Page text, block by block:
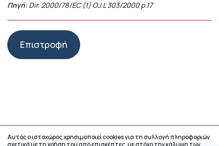
Πηγή: Dir. 2000/78/EC (1) OJ L 303/2000 p.17
Επιστροφή
Αυτός ο ιστοχώρος χρησιμοποιεί cookies για τη συλλογή πληροφοριών
σχετικά με τη χρήση του από επισκέπτες, με στόχο την κάλυψη των